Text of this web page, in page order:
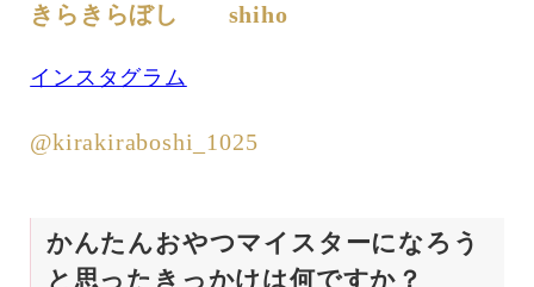
きらきらぼし shiho
インスタグラム
@kirakiraboshi_1025
かんたんおやつマイスターになろう
と思ったきっかけは何ですか？